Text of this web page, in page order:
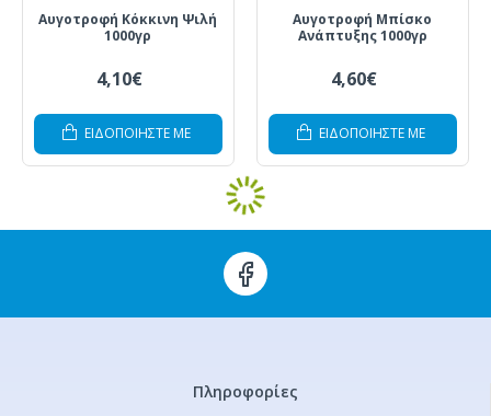
Αυγοτροφή Κόκκινη Ψιλή
1000γρ
4,10€
ΕΙΔΟΠΟΙΗΣΤΕ ΜΕ
Αυγοτροφή Μπίσκο
Ανάπτυξης 1000γρ
4,60€
ΕΙΔΟΠΟΙΗΣΤΕ ΜΕ
Πληροφορίες